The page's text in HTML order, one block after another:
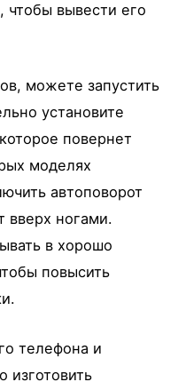
чтобы вывести его
можете запустить
установите
повернет
моделях
автоповорот
вверх ногами.
в хорошо
повысить
телефона и
изготовить